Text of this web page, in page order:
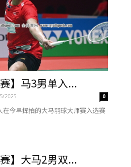
赛】马3男单入...
2025 0
在今早挥拍的大马羽球大师赛入选赛
赛】大马2男双...